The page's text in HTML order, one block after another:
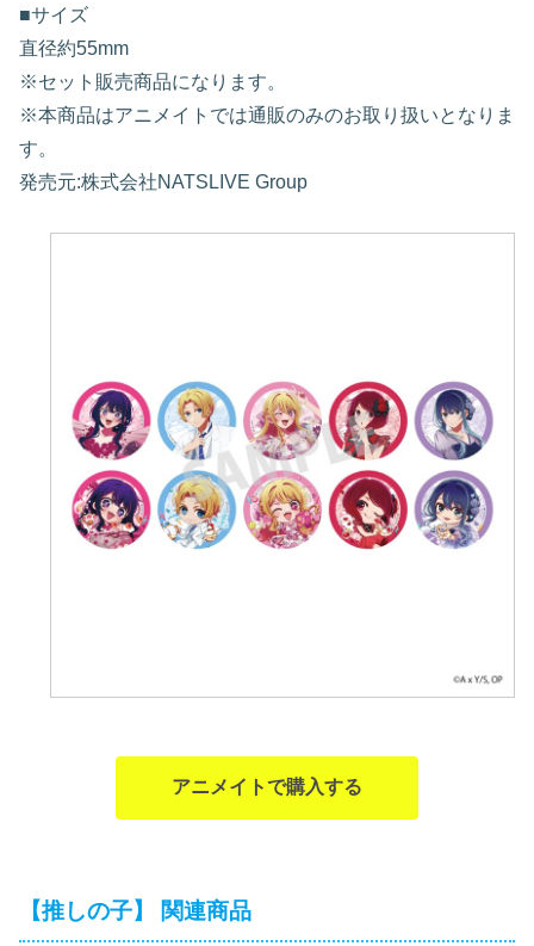
■サイズ
直径約55mm
※セット販売商品になります。
※本商品はアニメイトでは通販のみのお取り扱いとなりま
す。
発売元:株式会社NATSLIVE Group
アニメイトで購入する
【推しの子】 関連商品